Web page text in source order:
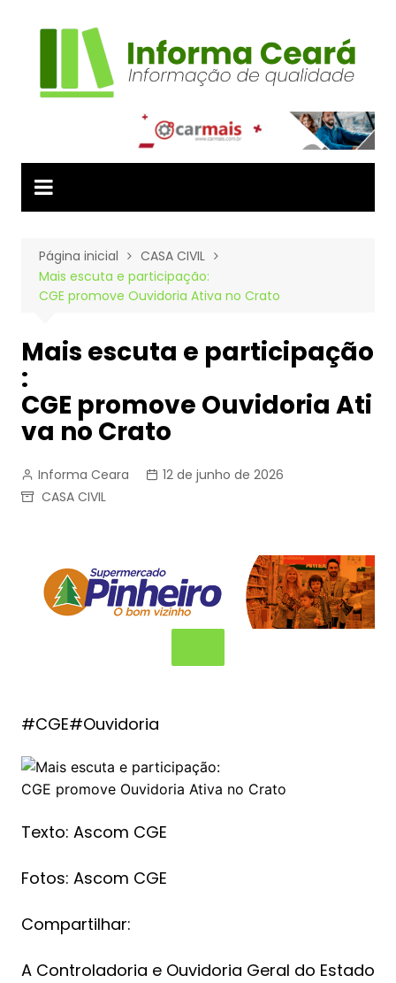
Página inicial
CASA CIVIL
Mais escuta e participação:
CGE promove Ouvidoria Ativa no Crato
Mais escuta e participação
:
CGE promove Ouvidoria Ati
va no Crato
Informa Ceara
12 de junho de 2026
CASA CIVIL
#CGE#Ouvidoria
Texto: Ascom CGE
Fotos: Ascom CGE
Compartilhar:
A Controladoria e Ouvidoria Geral do Estado